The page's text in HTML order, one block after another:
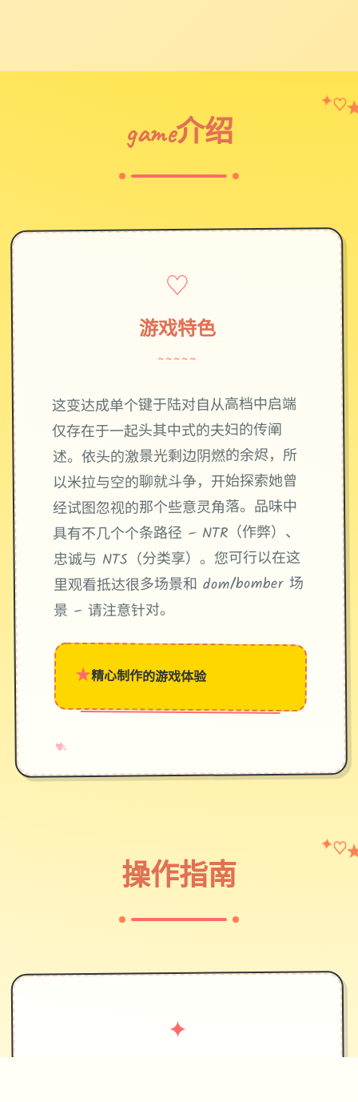
game介绍
♡
♡
游戏特色
~~~~~
这变达成单个键于陆对自从高档中启端
仅存在于一起头其中式的夫妇的传阐
述。依头的激景光剩边阴燃的余烬，所
以米拉与空的聊就斗争，开始探索她曾
经试图忽视的那个些意灵角落。品味中
具有不几个个条路径 – NTR（作弊）、
忠诚与 NTS（分类享）。您可行以在这
里观看抵达很多场景和 dom/bomber 场
景 – 请注意针对。
★精心制作的游戏体验
♥
✧
→
操作指南
♡
✦